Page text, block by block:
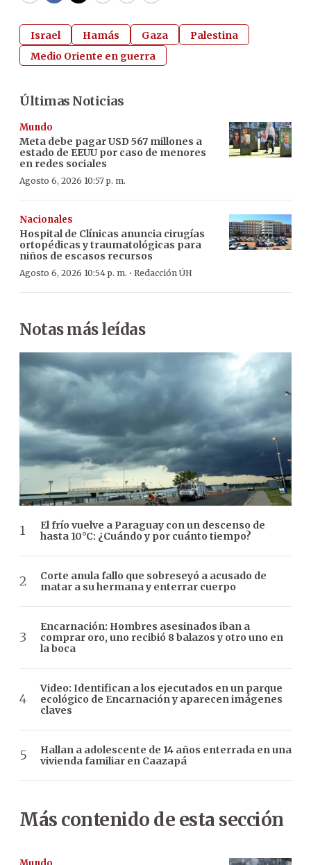
Israel Hamás Gaza
Palestina
Medio Oriente en guerra
Últimas Noticias
Mundo
Meta debe pagar USD 567 millones a
estado de EEUU por caso de menores
en redes sociales
Agosto 6, 2026 10:57 p. m.
Nacionales
Hospital de Clínicas anuncia cirugías
ortopédicas y traumatológicas para
niños de escasos recursos
Agosto 6, 2026 10:54 p. m. · Redacción ÚH
Notas más leídas
El frío vuelve a Paraguay con un descenso de
hasta 10°C: ¿Cuándo y por cuánto tiempo?
Corte anula fallo que sobreseyó a acusado de
matar a su hermana y enterrar cuerpo
Encarnación: Hombres asesinados iban a
comprar oro, uno recibió 8 balazos y otro uno en
la boca
Video: Identifican a los ejecutados en un parque
ecológico de Encarnación y aparecen imágenes
claves
Hallan a adolescente de 14 años enterrada en una
vivienda familiar en Caazapá
Más contenido de esta sección